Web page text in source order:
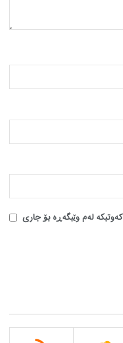
لەم وێبگەڕە بۆ جاری